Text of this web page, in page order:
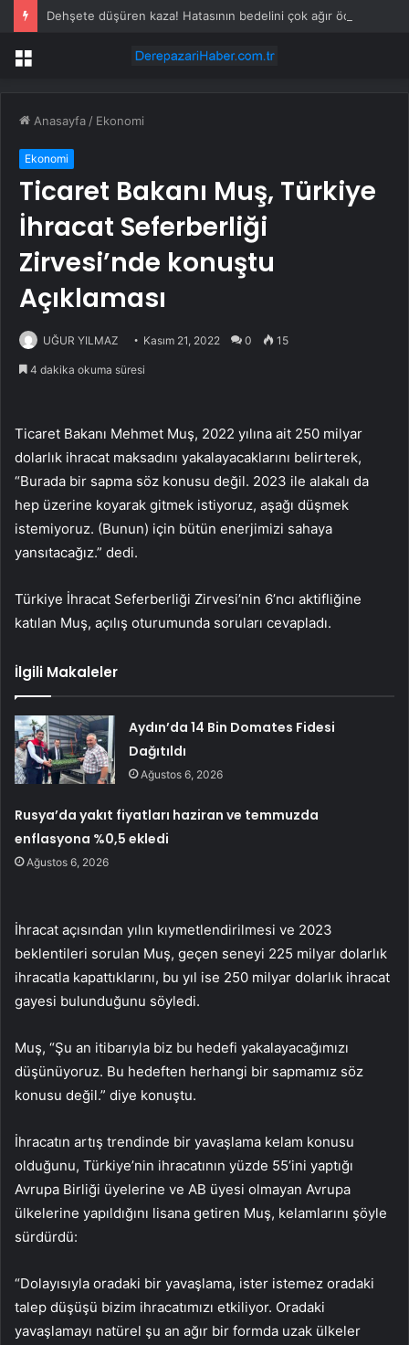
Dehşete düşüren kaza! Hatasının bedelini çok ağır ödedi
Menü
Anasayfa / Ekonomi
Ekonomi
Ticaret Bakanı Muş, Türkiye
İhracat Seferberliği
Zirvesi’nde konuştu
Açıklaması
UĞUR YILMAZ Kasım 21, 2022 0 15
4 dakika okuma süresi
Ticaret Bakanı Mehmet Muş, 2022 yılına ait 250 milyar
dolarlık ihracat maksadını yakalayacaklarını belirterek,
“Burada bir sapma söz konusu değil. 2023 ile alakalı da
hep üzerine koyarak gitmek istiyoruz, aşağı düşmek
istemiyoruz. (Bunun) için bütün enerjimizi sahaya
yansıtacağız.” dedi.
Türkiye İhracat Seferberliği Zirvesi’nin 6’ncı aktifliğine
katılan Muş, açılış oturumunda soruları cevapladı.
İlgili Makaleler
Aydın’da 14 Bin Domates Fidesi
Dağıtıldı
Ağustos 6, 2026
Rusya’da yakıt fiyatları haziran ve temmuzda
enflasyona %0,5 ekledi
Ağustos 6, 2026
İhracat açısından yılın kıymetlendirilmesi ve 2023
beklentileri sorulan Muş, geçen seneyi 225 milyar dolarlık
ihracatla kapattıklarını, bu yıl ise 250 milyar dolarlık ihracat
gayesi bulunduğunu söyledi.
Muş, “Şu an itibarıyla biz bu hedefi yakalayacağımızı
düşünüyoruz. Bu hedeften herhangi bir sapmamız söz
konusu değil.” diye konuştu.
İhracatın artış trendinde bir yavaşlama kelam konusu
olduğunu, Türkiye’nin ihracatının yüzde 55’ini yaptığı
Avrupa Birliği üyelerine ve AB üyesi olmayan Avrupa
ülkelerine yapıldığını lisana getiren Muş, kelamlarını şöyle
sürdürdü:
“Dolayısıyla oradaki bir yavaşlama, ister istemez oradaki
talep düşüşü bizim ihracatımızı etkiliyor. Oradaki
yavaşlamayı natürel şu an ağır bir formda uzak ülkeler